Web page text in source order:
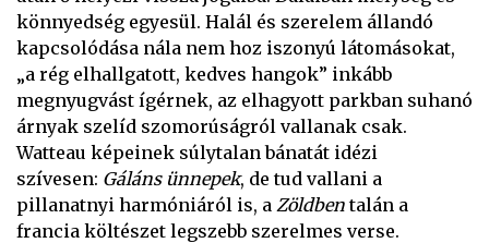
könnyedség egyesül. Halál és szerelem állandó
kapcsolódása nála nem hoz iszonyú látomásokat,
„a rég elhallgatott, kedves hangok” inkább
megnyugvást ígérnek, az elhagyott parkban suhanó
árnyak szelíd szomorúságról vallanak csak.
Watteau képeinek súlytalan bánatát idézi
szívesen: Gáláns ünnepek, de tud vallani a
pillanatnyi harmóniáról is, a Zöldben talán a
francia költészet legszebb szerelmes verse.